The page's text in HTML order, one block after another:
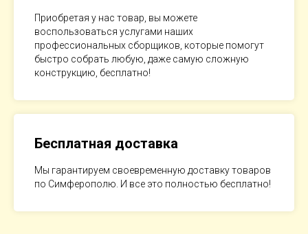
Приобретая у нас товар, вы можете
воспользоваться услугами наших
профессиональных сборщиков, которые помогут
быстро собрать любую, даже самую сложную
конструкцию, бесплатно!
Бесплатная доставка
Мы гарантируем своевременную доставку товаров
по Симферополю. И все это полностью бесплатно!